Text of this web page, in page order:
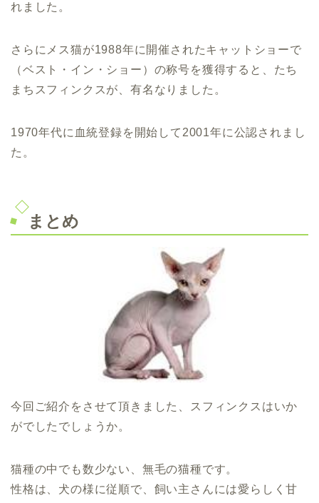
れました。
さらにメス猫が1988年に開催されたキャットショーで
（ベスト・イン・ショー）の称号を獲得すると、たち
まちスフィンクスが、有名なりました。
1970年代に血統登録を開始して2001年に公認されまし
た。
まとめ
今回ご紹介をさせて頂きました、スフィンクスはいか
がでしたでしょうか。
猫種の中でも数少ない、無毛の猫種です。
性格は、犬の様に従順で、飼い主さんには愛らしく甘